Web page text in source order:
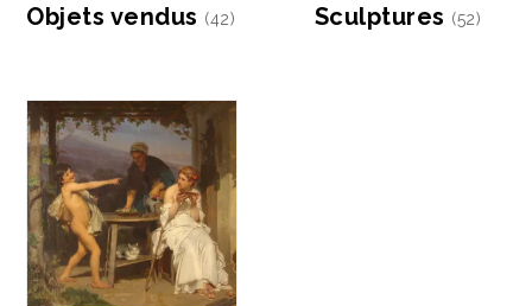
Objets vendus (42) Sculptures (52)